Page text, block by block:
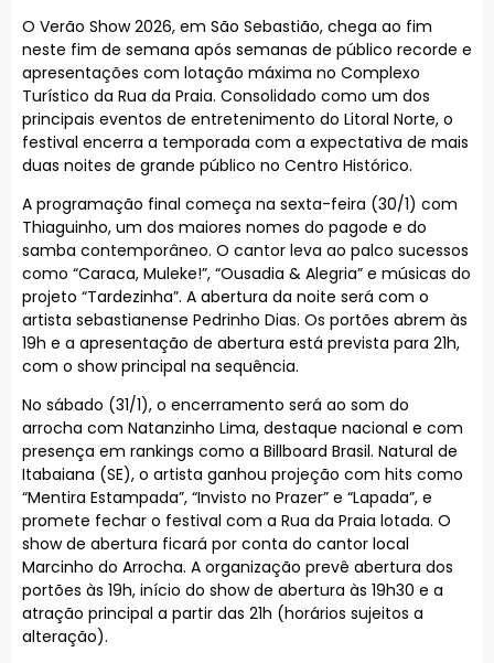
O Verão Show 2026, em São Sebastião, chega ao fim
neste fim de semana após semanas de público recorde e
apresentações com lotação máxima no Complexo
Turístico da Rua da Praia. Consolidado como um dos
principais eventos de entretenimento do Litoral Norte, o
festival encerra a temporada com a expectativa de mais
duas noites de grande público no Centro Histórico.
A programação final começa na sexta-feira (30/1) com
Thiaguinho, um dos maiores nomes do pagode e do
samba contemporâneo. O cantor leva ao palco sucessos
como “Caraca, Muleke!”, “Ousadia & Alegria” e músicas do
projeto “Tardezinha”. A abertura da noite será com o
artista sebastianense Pedrinho Dias. Os portões abrem às
19h e a apresentação de abertura está prevista para 21h,
com o show principal na sequência.
No sábado (31/1), o encerramento será ao som do
arrocha com Natanzinho Lima, destaque nacional e com
presença em rankings como a Billboard Brasil. Natural de
Itabaiana (SE), o artista ganhou projeção com hits como
“Mentira Estampada”, “Invisto no Prazer” e “Lapada”, e
promete fechar o festival com a Rua da Praia lotada. O
show de abertura ficará por conta do cantor local
Marcinho do Arrocha. A organização prevê abertura dos
portões às 19h, início do show de abertura às 19h30 e a
atração principal a partir das 21h (horários sujeitos a
alteração).